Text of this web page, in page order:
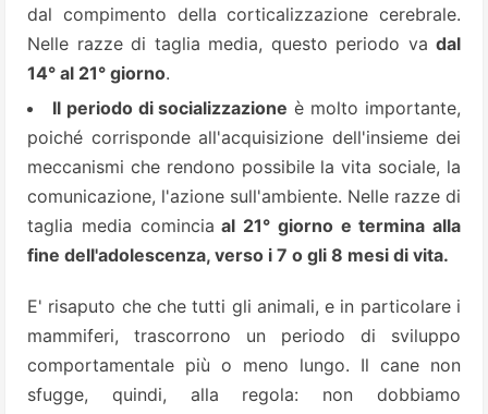
dal compimento della corticalizzazione cerebrale.
Nelle razze di taglia media, questo periodo va dal
14° al 21° giorno.
Il periodo di socializzazione è molto importante,
poiché corrisponde all'acquisizione dell'insieme dei
meccanismi che rendono possibile la vita sociale, la
comunicazione, l'azione sull'ambiente. Nelle razze di
taglia media comincia al 21° giorno e termina alla
fine dell'adolescenza, verso i 7 o gli 8 mesi di vita.
E' risaputo che che tutti gli animali, e in particolare i
mammiferi, trascorrono un periodo di sviluppo
comportamentale più o meno lungo. Il cane non
sfugge, quindi, alla regola: non dobbiamo